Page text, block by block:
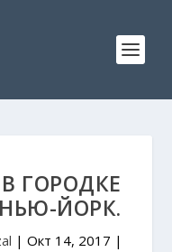
ГОРОДКЕ
ЙОРК.
| Окт 14, 2017 |